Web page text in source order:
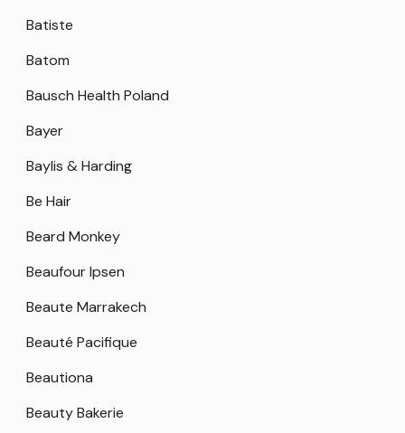
Batiste
Batom
Bausch Health Poland
Bayer
Baylis & Harding
Be Hair
Beard Monkey
Beaufour Ipsen
Beaute Marrakech
Beauté Pacifique
Beautiona
Beauty Bakerie